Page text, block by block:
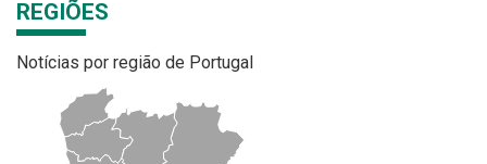
REGIÕES
Notícias por região de Portugal